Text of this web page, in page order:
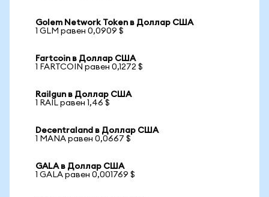
Golem Network Token в Доллар США
1 GLM равен 0,0909 $
Fartcoin в Доллар США
1 FARTCOIN равен 0,1272 $
Railgun в Доллар США
1 RAIL равен 1,46 $
Decentraland в Доллар США
1 MANA равен 0,0667 $
GALA в Доллар США
1 GALA равен 0,001769 $